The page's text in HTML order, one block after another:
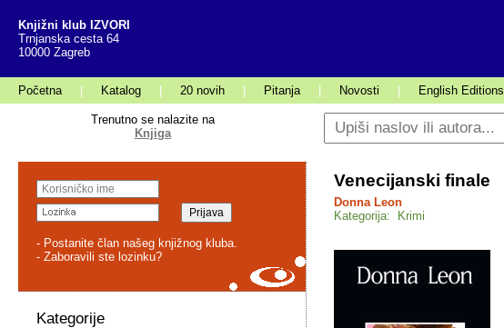
Knjižni klub IZVORI
Trnjanska cesta 64
10000 Zagreb
Početna Katalog 20 novih Pitanja Novosti English Editions
Trenutno se nalazite na
Knjiga
- Postanite član našeg knjižnog kluba.
- Zaboravili ste lozinku?
Kategorije
Venecijanski finale
Donna Leon
Kategorija: Krimi